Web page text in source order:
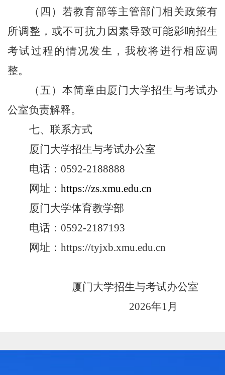
（四）若教育部等主管部门相关政策有
所调整，或不可抗力因素导致可能影响招生
考试过程的情况发生，我校将进行相应调
整。
（五）本简章由厦门大学招生与考试办
公室负责解释。
七、联系方式
厦门大学招生与考试办公室
电话：0592-2188888
网址： https://zs.xmu.edu.cn
厦门大学体育教学部
电话： 0592-2187193
网址： https://tyjxb.xmu.edu.cn
厦门大学招生与考试办公室
2026年1月